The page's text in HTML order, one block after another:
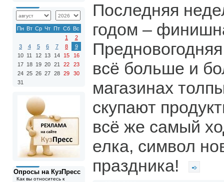
Пн Вт Ср Чт Пт Сб Вс
1
2
3
4 5 6 7 8
9
10 11 12 13 14 15
16
17 18 19 20 21 22
23
24 25 26 27 28 29
30
31
Опросы на КузПресс
Как вы относитесь к
Последняя
годом –
всё больше и
магазинах
скупают
всё же самый
елка, символ
праздника!